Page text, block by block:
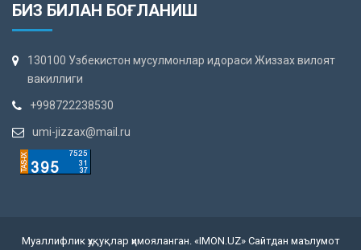
БИЗ БИЛАН БОҒЛАНИШ
130100 Узбекистон мусулмонлар идораси Жиззах вилоят
вакиллиги
+998722238530
umi-jizzax@mail.ru
Муаллифлик ҳуқуқлар ҳимояланган. «IMON.UZ» Сайтдан маълумот